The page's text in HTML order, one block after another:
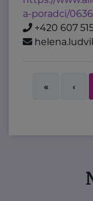
a-poradci/
+420 607
« ‹